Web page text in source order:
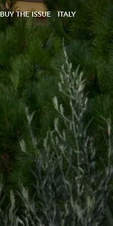
BUY THE ISSUE ITALY